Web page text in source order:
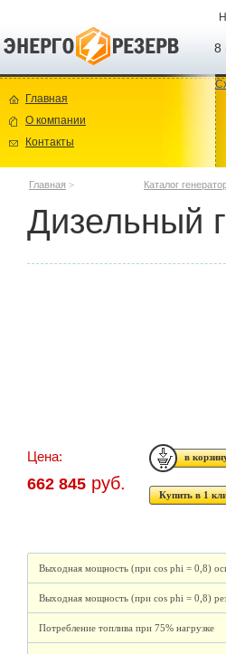
8
Главная
О компании
Контакты
Главная > Каталог
Дизельный
Цена:
662 845 руб.
Купить в 1
Выходная мощность (при cos phi = 0,8)
Выходная мощность (при cos phi = 0,8)
Потребление топлива при 75% нагрузке